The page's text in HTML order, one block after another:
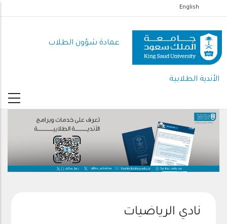
إلى
المحتوى
الرئيسي
English
عمادة شؤون الطلاب
الأندية الطلابية
نادي الرياضيات